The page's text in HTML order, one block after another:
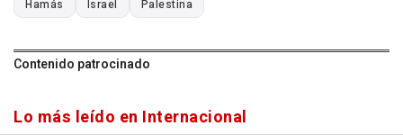
Hamás Israel Palestina
Contenido patrocinado
Lo más leído en Internacional